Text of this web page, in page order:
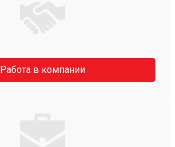
Работа в компании